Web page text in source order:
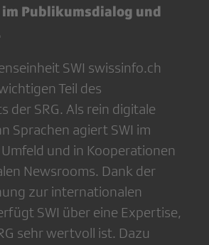
Publikumsdialog und
SWI swissinfo.ch
Teil des
der SRG. Als rein digitale
Sprachen agiert SWI im
und in Kooperationen
Newsrooms. Dank der
zur internationalen
SWI über eine Expertise,
sehr wertvoll ist. Dazu